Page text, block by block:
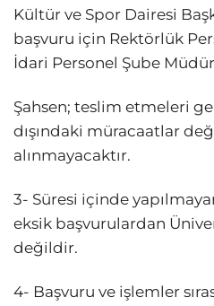
Kültür ve Spor Dairesi
başvuru için Rektörlük
İdari Personel Şube
Şahsen; teslim etmeleri
dışındaki müracaatlar
alınmayacaktır.
3- Süresi içinde
eksik başvurulardan
değildir.
4- Başvuru ve işlemler